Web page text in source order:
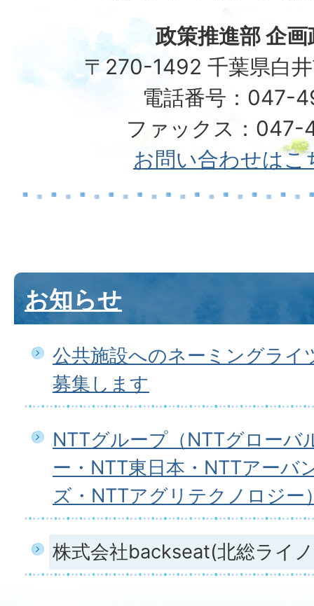
政策推進部 企画
〒270-1492 千葉県白
電話番号：047-
ファックス：047-
お問い合わせはこ
お知らせ
公共施設へのネーミングライ
募集します
NTTグループ（NTTグローバ
ー・NTT東日本・NTTアーバ
ズ・NTTアグリテクノロジー
株式会社backseat(北総ライ